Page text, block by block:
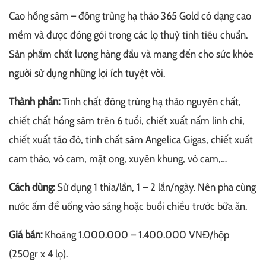
Cao hồng sâm – đông trùng hạ thảo 365 Gold có dạng cao
mềm và được đóng gói trong các lọ thuỷ tinh tiêu chuẩn.
Sản phẩm chất lượng hàng đầu và mang đến cho sức khỏe
người sử dụng những lợi ích tuyệt vời.
Thành phần:Tinh chất đông trùng hạ thảo nguyên chất,
chiết chất hồng sâm trên 6 tuổi, chiết xuất nấm linh chi,
chiết xuất táo đỏ, tinh chất sâm Angelica Gigas, chiết xuất
cam thảo, vỏ cam, mật ong, xuyên khung, vỏ cam,…
Cách dùng:Sử dụng 1 thìa/lần, 1 – 2 lần/ngày. Nên pha cùng
nước ấm để uống vào sáng hoặc buổi chiều trước bữa ăn.
Giá bán:Khoảng 1.000.000 – 1.400.000 VNĐ/hộp
(250gr x 4 lọ).